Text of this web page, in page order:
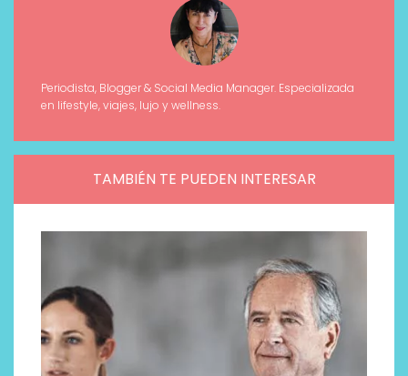
Periodista, Blogger & Social Media Manager. Especializada
en lifestyle, viajes, lujo y wellness.
TAMBIÉN TE PUEDEN INTERESAR